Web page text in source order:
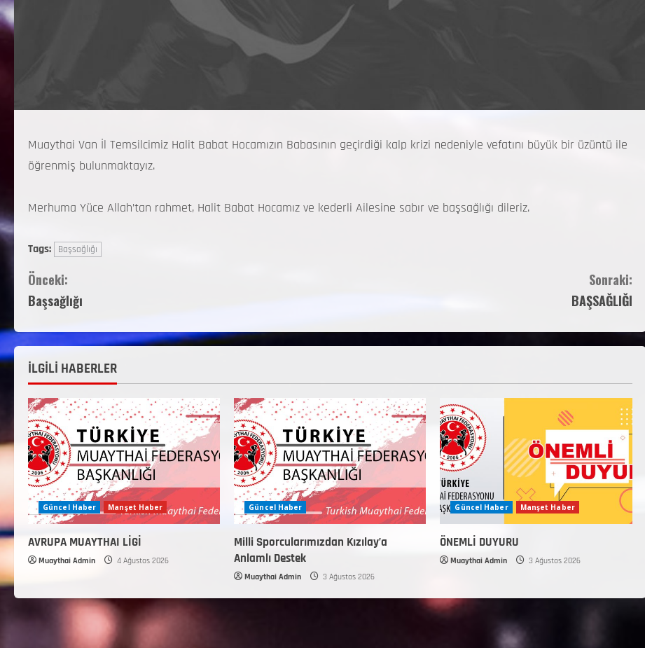
Muaythai Van İl Temsilcimiz Halit Babat Hocamızın Babasının geçirdiği kalp krizi nedeniyle vefatını büyük bir üzüntü ile
öğrenmiş bulunmaktayız.
Merhuma Yüce Allah’tan rahmet, Halit Babat Hocamız ve kederli Ailesine sabır ve başsağlığı dileriz.
Tags: Başsağlığı
Önceki:
Başsağlığı
Sonraki:
BAŞSAĞLIĞI
İLGİLİ HABERLER
Güncel Haber Manşet Haber
AVRUPA MUAYTHAI LİGİ
Muaythai Admin 4 Ağustos 2026
Güncel Haber
Milli Sporcularımızdan Kızılay’a
Anlamlı Destek
Muaythai Admin 3 Ağustos 2026
Güncel Haber Manşet Haber
ÖNEMLİ DUYURU
Muaythai Admin 3 Ağustos 2026